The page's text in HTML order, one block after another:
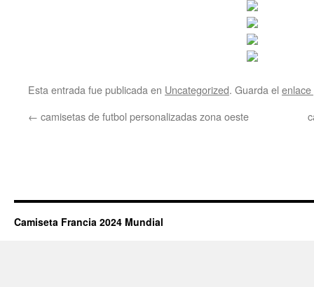
Esta entrada fue publicada en Uncategorized. Guarda el
← camisetas de futbol personalizadas zona oeste
Camiseta Francia 2024 Mundial